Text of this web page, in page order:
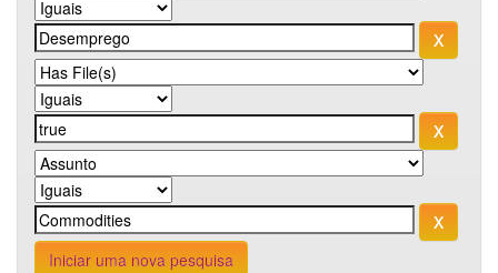
Iniciar uma nova pesquisa